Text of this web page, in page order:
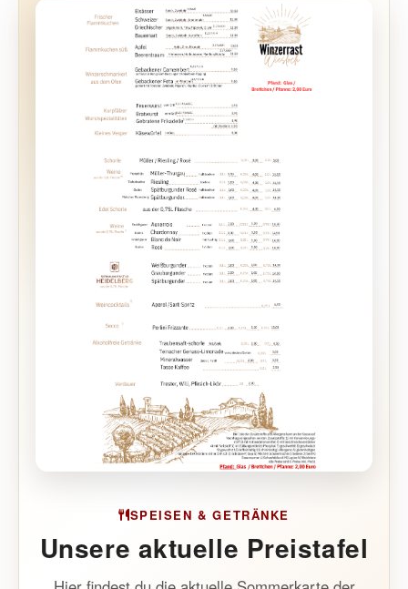
SPEISEN & GETRÄNKE
Unsere aktuelle Preistafel